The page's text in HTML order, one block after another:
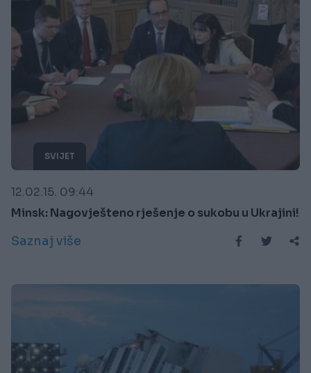
SVIJET
12.02.15. 09:44
Minsk: Nagovješteno rješenje o sukobu u Ukrajini!
Saznaj više